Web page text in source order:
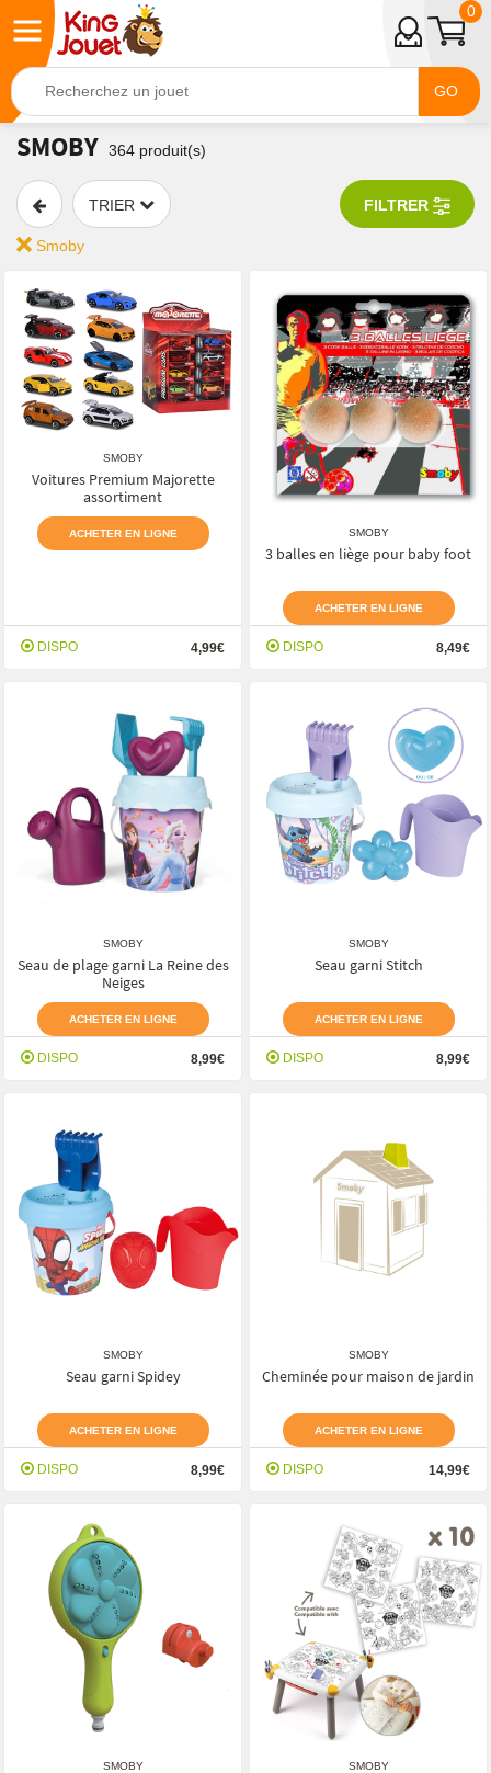
GO
0
SMOBY 364 produit(s)
TRIER FILTRER
Smoby
SMOBY
Voitures Premium Majorette
assortiment
ACHETER EN LIGNE
DISPO 4,99€
SMOBY
3 balles en liège pour baby foot
ACHETER EN LIGNE
DISPO 8,49€
SMOBY
Seau de plage garni La Reine des
Neiges
ACHETER EN LIGNE
DISPO 8,99€
SMOBY
Seau garni Stitch
ACHETER EN LIGNE
DISPO 8,99€
SMOBY
Seau garni Spidey
ACHETER EN LIGNE
DISPO 8,99€
SMOBY
Cheminée pour maison de jardin
ACHETER EN LIGNE
DISPO 14,99€
SMOBY SMOBY